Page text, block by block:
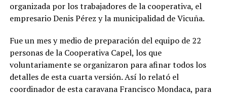
organizada por los trabajadores de la cooperativa, el
empresario Denis Pérez y la municipalidad de Vicuña.
Fue un mes y medio de preparación del equipo de 22
personas de la Cooperativa Capel, los que
voluntariamente se organizaron para afinar todos los
detalles de esta cuarta versión. Así lo relató el
coordinador de esta caravana Francisco Mondaca, para